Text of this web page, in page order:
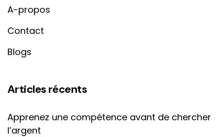
A-propos
Contact
Blogs
Articles récents
Apprenez une compétence avant de chercher
l’argent